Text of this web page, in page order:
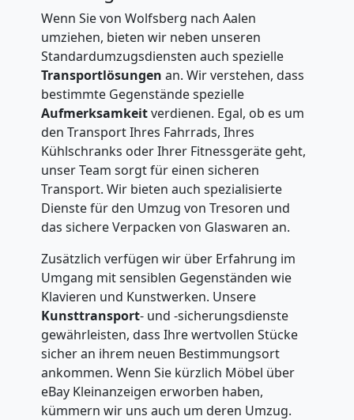
Wenn Sie von Wolfsberg nach Aalen
umziehen, bieten wir neben unseren
Standardumzugsdiensten auch spezielle
Transportlösungen an. Wir verstehen, dass
bestimmte Gegenstände spezielle
Aufmerksamkeitverdienen. Egal, ob es um
den Transport Ihres Fahrrads, Ihres
Kühlschranks oder Ihrer Fitnessgeräte geht,
unser Team sorgt für einen sicheren
Transport. Wir bieten auch spezialisierte
Dienste für den Umzug von Tresoren und
das sichere Verpacken von Glaswaren an.
Zusätzlich verfügen wir über Erfahrung im
Umgang mit sensiblen Gegenständen wie
Klavieren und Kunstwerken. Unsere
Kunsttransport- und -sicherungsdienste
gewährleisten, dass Ihre wertvollen Stücke
sicher an ihrem neuen Bestimmungsort
ankommen. Wenn Sie kürzlich Möbel über
eBay Kleinanzeigen erworben haben,
kümmern wir uns auch um deren Umzug.